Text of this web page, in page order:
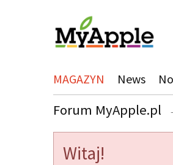
MAGAZYN News
Forum MyApple.pl
Witaj!